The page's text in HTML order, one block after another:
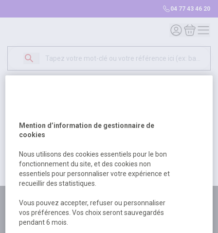
04 77 43 46 20
Mon compte
Mon
500
excuser pour la gêne occasionée.
Retour Retour à l'accueil
Plus de 180 personnes
à votre écoute
Plus de 80 000 références
Mention d’information de gestionnaire de
cookies
Nous utilisons des cookies essentiels pour le bon
fonctionnement du site, et des cookies non
essentiels pour personnaliser votre expérience et
recueillir des statistiques.
Vous pouvez accepter, refuser ou personnaliser
vos préférences. Vos choix seront sauvegardés
pendant 6 mois.